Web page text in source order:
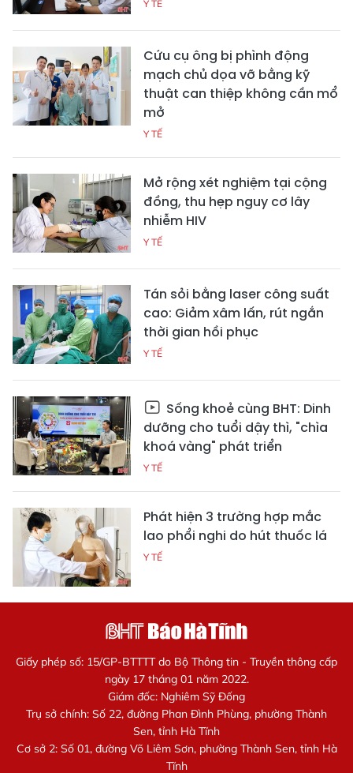
Y TẾ
Cứu cụ ông bị phình động
mạch chủ dọa vỡ bằng kỹ
thuật can thiệp không cần mổ
mở
Y TẾ
Mở rộng xét nghiệm tại cộng
đồng, thu hẹp nguy cơ lây
nhiễm HIV
Y TẾ
Tán sỏi bằng laser công suất
cao: Giảm xâm lấn, rút ngắn
thời gian hồi phục
Y TẾ
Sống khoẻ cùng BHT: Dinh
dưỡng cho tuổi dậy thì, "chìa
khoá vàng" phát triển
Y TẾ
Phát hiện 3 trường hợp mắc
lao phổi nghi do hút thuốc lá
Y TẾ
Giấy phép số: 15/GP-BTTTT do Bộ Thông tin - Truyền thông cấp
ngày 17 tháng 01 năm 2022.
Giám đốc: Nghiêm Sỹ Đống
Trụ sở chính: Số 22, đường Phan Đình Phùng, phường Thành
Sen, tỉnh Hà Tĩnh
Cơ sở 2: Số 01, đường Võ Liêm Sơn, phường Thành Sen, tỉnh Hà
Tĩnh